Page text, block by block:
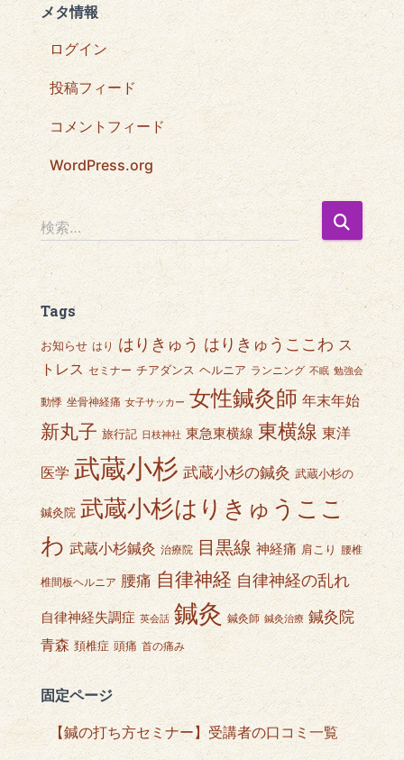
メタ情報
ログイン
投稿フィード
コメントフィード
WordPress.org
検
索
:
検索…
Tags
お知らせ はり はりきゅう はりきゅうここわ ス
トレス セミナー チアダンス ヘルニア ランニング 不眠 勉強会
動悸 坐骨神経痛 女子サッカー 女性鍼灸師 年末年始
新丸子 旅行記 日枝神社 東急東横線 東横線 東洋
医学 武蔵小杉 武蔵小杉の鍼灸 武蔵小杉の
鍼灸院 武蔵小杉はりきゅうここ
わ 武蔵小杉鍼灸 治療院 目黒線 神経痛 肩こり 腰椎
椎間板ヘルニア 腰痛 自律神経 自律神経の乱れ
自律神経失調症 英会話 鍼灸 鍼灸師 鍼灸治療 鍼灸院
青森 頚椎症 頭痛 首の痛み
固定ページ
【鍼の打ち方セミナー】受講者の口コミ一覧